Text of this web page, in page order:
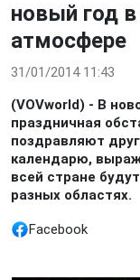
новый год
атмосфере
31/01/2014 11:43
(VOVworld) - В
праздничная
поздравляют
календарю,
всей стране
разных областях.
Facebook